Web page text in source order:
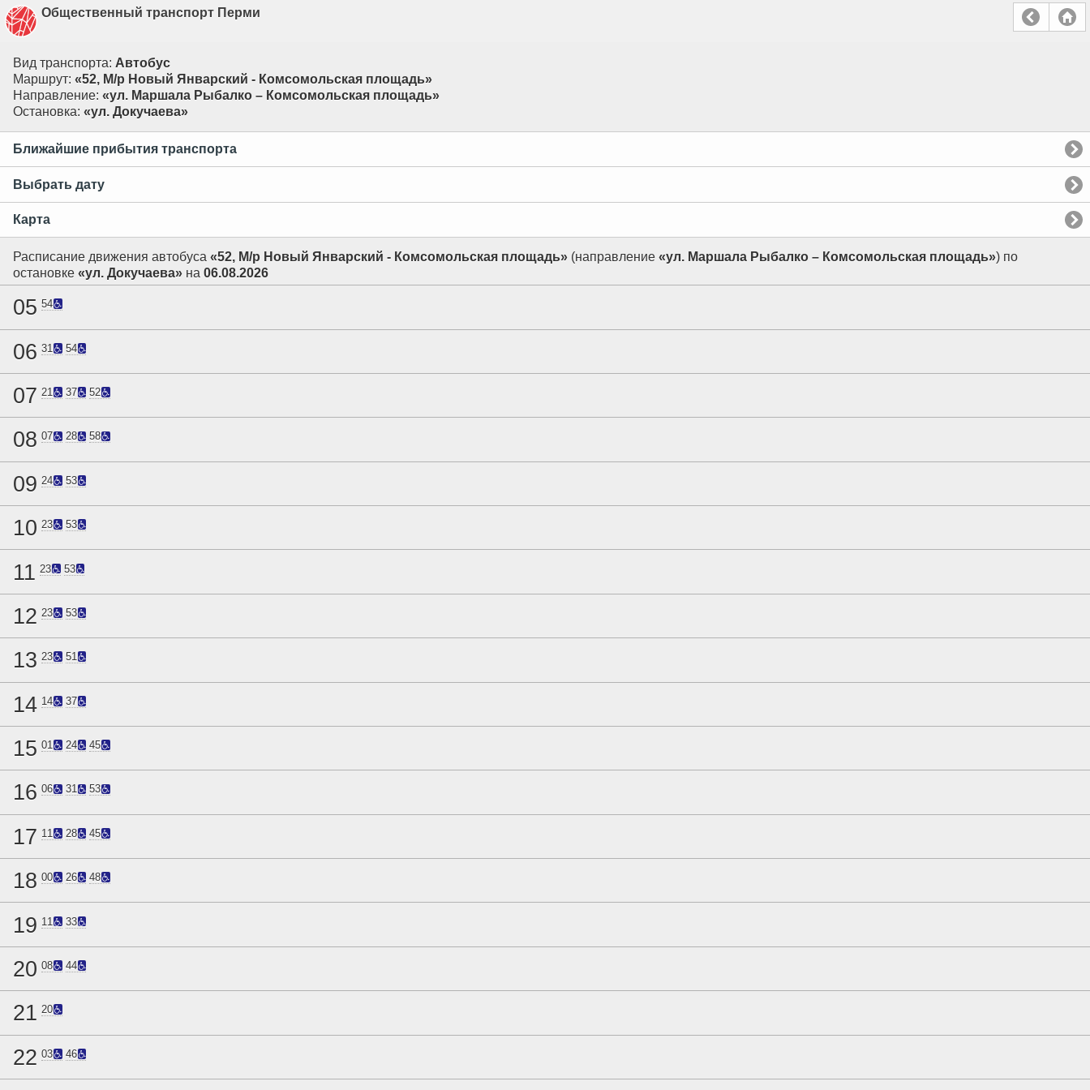
Общественный транспорт Перми
Вид транспорта: Автобус
Маршрут: «52, М/р Новый Январский - Комсомольская площадь»
Направление: «ул. Маршала Рыбалко – Комсомольская площадь»
Остановка: «ул. Докучаева»
Ближайшие прибытия транспорта
Выбрать дату
Карта
Расписание движения автобуса «52, М/р Новый Январский - Комсомольская площадь» (направление «ул. Маршала Рыбалко – Комсомольская площадь») по
остановке «ул. Докучаева» на 06.08.2026
05 54
06 31 54
07 21 37 52
08 07 28 58
09 24 53
10 23 53
11 23 53
12 23 53
13 23 51
14 14 37
15 01 24 45
16 06 31 53
17 11 28 45
18 00 26 48
19 11 33
20 08 44
21 20
22 03 46